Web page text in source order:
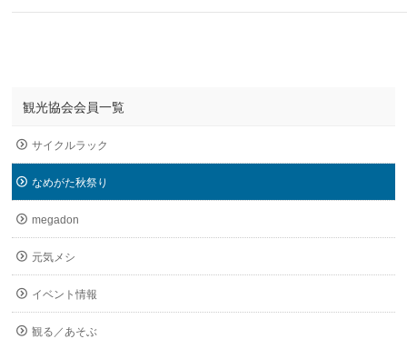
観光協会会員一覧
サイクルラック
なめがた秋祭り
megadon
元気メシ
イベント情報
観る／あそぶ